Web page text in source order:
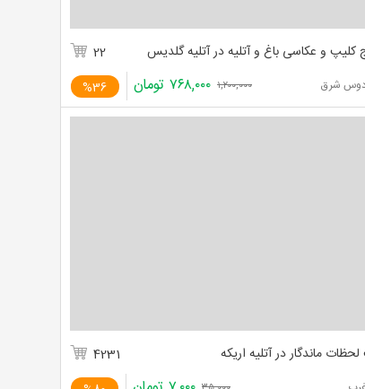
کلیپ و عکاسی باغ و آتلیه در آتلیه گلدیس 22
شرق %36 ۱,۲۰۰,۰۰۰ ۷۶۸,۰۰۰ تومان
ماندگار در آتلیه اریکه 4231